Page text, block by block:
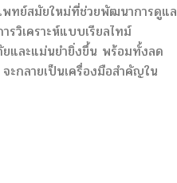
พทย์สมัยใหม่ที่ช่วยพัฒนาการดูแล
วิเคราะห์แบบเรียลไทม์
ยและแม่นยำยิ่งขึ้น พร้อมทั้งลด
ะกลายเป็นเครื่องมือสำคัญใน